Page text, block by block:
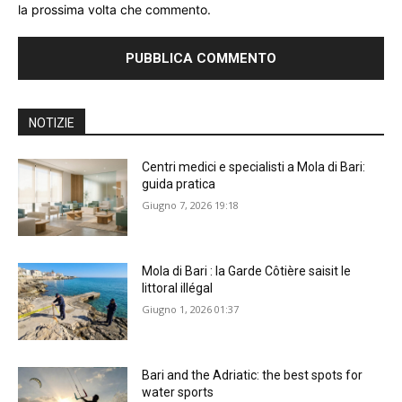
la prossima volta che commento.
NOTIZIE
Centri medici e specialisti a Mola di Bari:
guida pratica
Giugno 7, 2026 19:18
Mola di Bari : la Garde Côtière saisit le
littoral illégal
Giugno 1, 2026 01:37
Bari and the Adriatic: the best spots for
water sports